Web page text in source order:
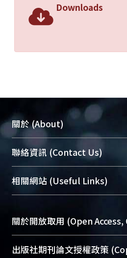
Downloads
關於 (About)
臺大位居世界頂尖大學之列
展現本校豐碩的研究成果及
機構典藏（NTUR）與學術庫
台，成為臺大學術典藏NTU
究能量、促進交流合作、保
成果。
To permanently archive and
profiles and scholarly works,
聯絡資訊 (Contact Us)
總館學科館員(Main Library)
醫學圖書館學科館員
Sciences Library)
相關網站 (Useful Links)
關於開放取用 (Open Access,
開放取用是從使用者角度提
出版社期刊論文授權政策